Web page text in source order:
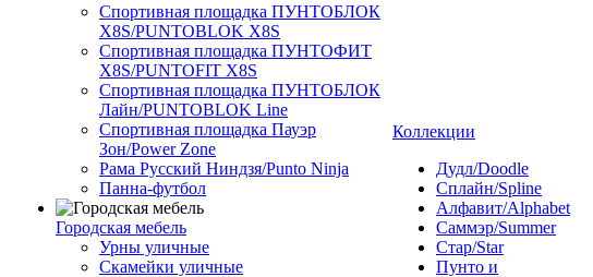
Спортивная площадка ПУНТОБЛОК
X8S/PUNTOBLOK X8S
Спортивная площадка ПУНТОФИТ
X8S/PUNTOFIT X8S
Спортивная площадка ПУНТОБЛОК
Лайн/PUNTOBLOK Line
Спортивная площадка Пауэр
Зон/Power Zone
Рама Русский Ниндзя/Punto Ninja
Панна-футбол
Городская мебель
Урны уличные
Скамейки уличные
Коллекции
Дудл/Doodle
Сплайн/Spline
Алфавит/Alphabet
Саммэр/Summer
Стар/Star
Пунто и